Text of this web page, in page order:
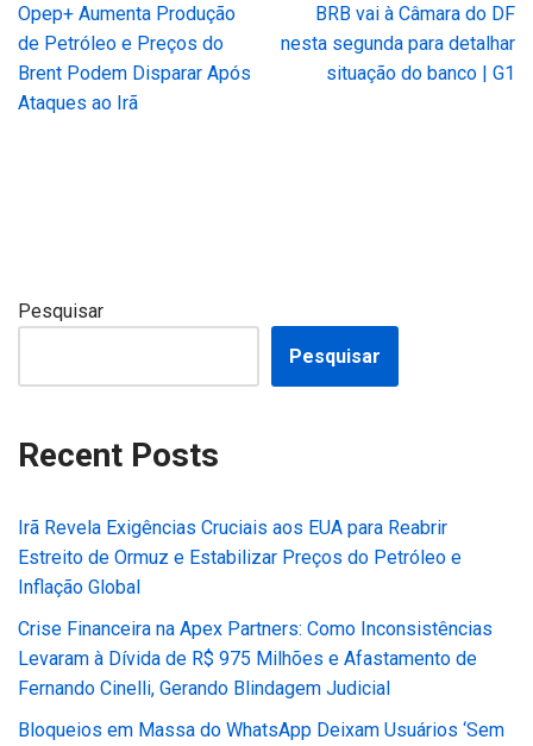
Opep+ Aumenta Produção
de Petróleo e Preços do
Brent Podem Disparar Após
Ataques ao Irã
BRB vai à Câmara do DF
nesta segunda para detalhar
situação do banco | G1
Pesquisar
Pesquisar
Recent Posts
Irã Revela Exigências Cruciais aos EUA para Reabrir
Estreito de Ormuz e Estabilizar Preços do Petróleo e
Inflação Global
Crise Financeira na Apex Partners: Como Inconsistências
Levaram à Dívida de R$ 975 Milhões e Afastamento de
Fernando Cinelli, Gerando Blindagem Judicial
Bloqueios em Massa do WhatsApp Deixam Usuários ‘Sem